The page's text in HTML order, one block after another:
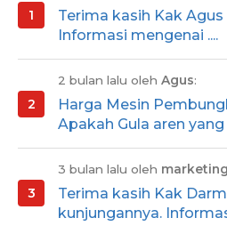
Terima kasih Kak
Informasi mengenai ....
2 bulan lalu oleh Agus:
Harga Mesin
Apakah Gula aren yang
3 bulan lalu oleh marketing
Terima kasih Kak
kunjungannya.